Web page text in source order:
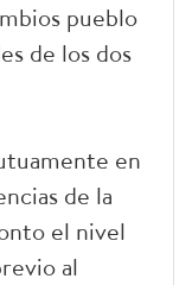
pueblo
de los dos
en
de la
el nivel
al